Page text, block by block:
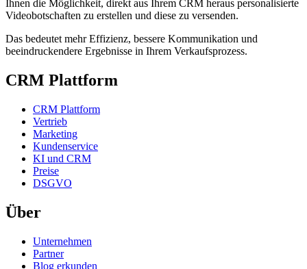
Ihnen die Möglichkeit, direkt aus Ihrem CRM heraus personalisierte
Videobotschaften zu erstellen und diese zu versenden.
Das bedeutet mehr Effizienz, bessere Kommunikation und
beeindruckendere Ergebnisse in Ihrem Verkaufsprozess.
CRM Plattform
CRM Plattform
Vertrieb
Marketing
Kundenservice
KI und CRM
Preise
DSGVO
Über
Unternehmen
Partner
Blog erkunden